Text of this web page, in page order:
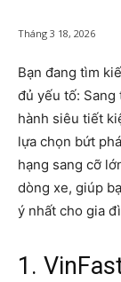
Tháng 3 18, 2026
Bạn đang tìm
đủ yếu tố:
hành siêu tiết
lựa chọn bứt
hạng sang cỡ
dòng xe, giúp
ý nhất cho gia
1.